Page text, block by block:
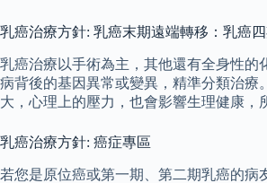
乳癌治療方針: 乳癌末期遠端轉移：乳癌
乳癌治療以手術為主，其他還有全身性
病背後的基因異常或變異，精準分類治療
大，心理上的壓力，也會影響生理健康，
乳癌治療方針: 癌症專區
若您是原位癌或第一期、第二期乳癌的